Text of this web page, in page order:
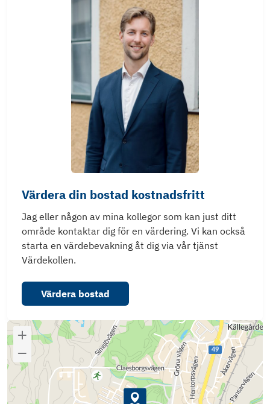
Värdera din bostad kostnadsfritt
Jag eller någon av mina kollegor som kan just ditt
område kontaktar dig för en värdering. Vi kan också
starta en värdebevakning åt dig via vår tjänst
Värdekollen.
Värdera bostad